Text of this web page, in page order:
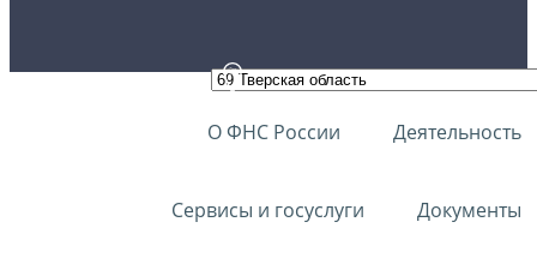
О ФНС России Деятельность
Сервисы и госуслуги Документы